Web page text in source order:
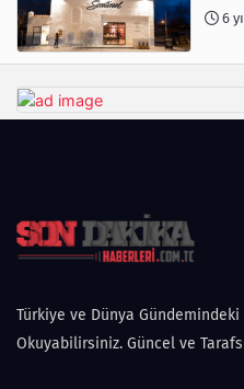
6
Türkiye ve Dünya
Okuyabilirsiniz. Güncel ve